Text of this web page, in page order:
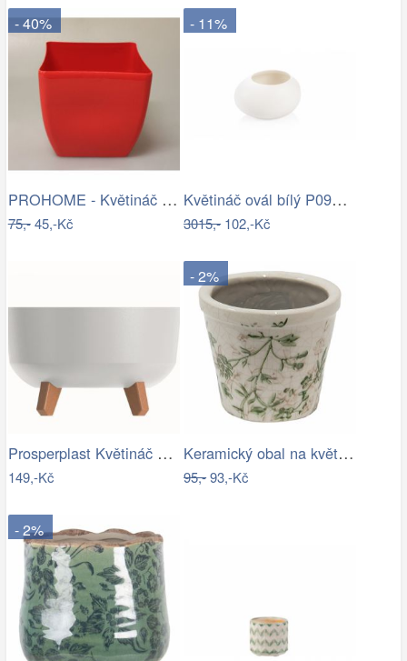
- 40%
PROHOME - Květináč COUBI 19 hranatý…
75,-45,-Kč
- 11%
Květináč ovál bílý P0990/2
3015,-102,-Kč
Prosperplast Květináč Gracyeen bílý,…
149,-Kč
- 2%
Keramický obal na květináč se zelenými…
95,-93,-Kč
- 2%